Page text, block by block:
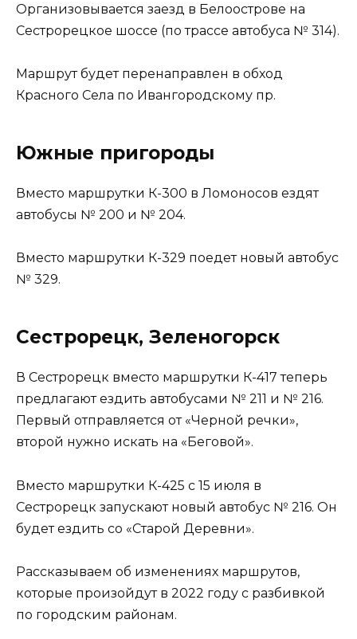
Организовывается заезд в Белоострове на
Сестрорецкое шоссе (по трассе автобуса № 314).
Маршрут будет перенаправлен в обход
Красного Села по Ивангородскому пр.
Южные пригороды
Вместо маршрутки К-300 в Ломоносов ездят
автобусы № 200 и № 204.
Вместо маршрутки К-329 поедет новый автобус
№ 329.
Сестрорецк, Зеленогорск
В Сестрорецк вместо маршрутки К-417 теперь
предлагают ездить автобусами № 211 и № 216.
Первый отправляется от «Черной речки»,
второй нужно искать на «Беговой».
Вместо маршрутки К-425 с 15 июля в
Сестрорецк запускают новый автобус № 216. Он
будет ездить со «Старой Деревни».
Рассказываем об изменениях маршрутов,
которые произойдут в 2022 году с разбивкой
по городским районам.